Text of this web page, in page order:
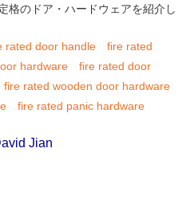
格のドア・ハードウェアを紹介し
rated door handle
fire rated
hardware
fire rated door
fire rated wooden door hardware
fire rated panic hardware
Jian